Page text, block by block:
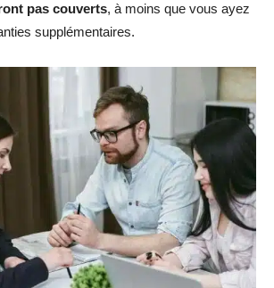
pas couverts, à moins que vous ayez
supplémentaires.